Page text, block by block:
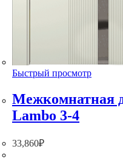
Быстрый просмотр
Межкомнатная
Lambo 3-4
33,860₽